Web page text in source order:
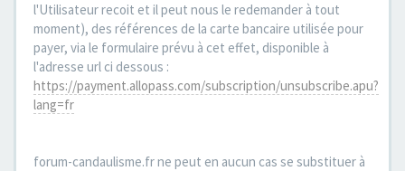
l'Utilisateur recoit et il peut nous le redemander à tout
moment), des références de la carte bancaire utilisée pour
payer, via le formulaire prévu à cet effet, disponible à
l'adresse url ci dessous :
https://payment.allopass.com/subscription/unsubscribe.apu?
lang=fr
forum-candaulisme.fr ne peut en aucun cas se substituer à